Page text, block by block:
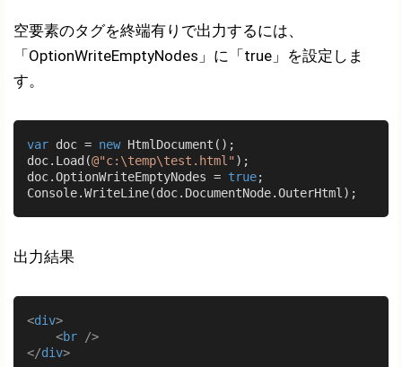
空要素のタグを終端有りで出力するには、
「OptionWriteEmptyNodes」に「true」を設定しま
す。
var doc = new HtmlDocument();
doc.Load(@"c:\temp\test.html" );
doc.OptionWriteEmptyNodes = true;
出力結果
<div>
<br />
</div>